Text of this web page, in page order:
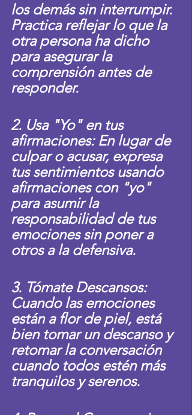
los demás sin interrumpir.
Practica reflejar lo que la
otra persona ha dicho
para asegurar la
comprensión antes de
responder.
2. Usa "Yo" en tus
afirmaciones: En lugar de
culpar o acusar, expresa
tus sentimientos usando
afirmaciones con "yo"
para asumir la
responsabilidad de tus
emociones sin poner a
otros a la defensiva.
3. Tómate Descansos:
Cuando las emociones
están a flor de piel, está
bien tomar un descanso y
retomar la conversación
cuando todos estén más
tranquilos y serenos.